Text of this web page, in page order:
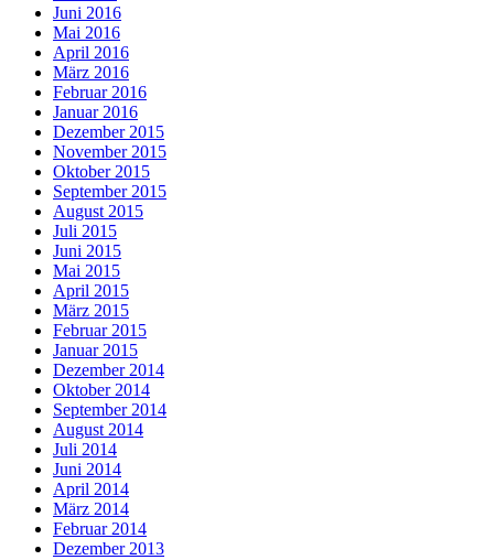
Juni 2016
Mai 2016
April 2016
März 2016
Februar 2016
Januar 2016
Dezember 2015
November 2015
Oktober 2015
September 2015
August 2015
Juli 2015
Juni 2015
Mai 2015
April 2015
März 2015
Februar 2015
Januar 2015
Dezember 2014
Oktober 2014
September 2014
August 2014
Juli 2014
Juni 2014
April 2014
März 2014
Februar 2014
Dezember 2013